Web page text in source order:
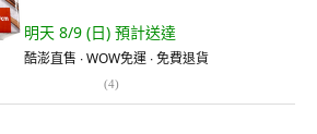
明天 8/9 (日) 預計送達
酷澎直售 ∙ WOW免運 ∙ 免費退貨
(4)